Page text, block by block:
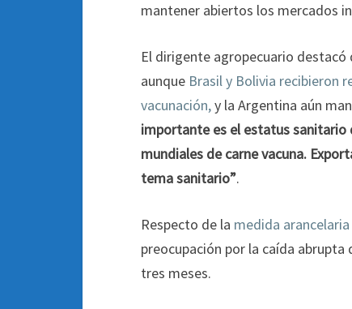
mantener abiertos los mercados
El dirigente agropecuario
aunque Brasil y Bolivia recibieron
vacunación,y la Argentina aún
importante es el estatus sanitario
mundiales de carne vacuna.
tema sanitario”.
Respecto de la medida
preocupación por la caída abrupta
tres meses.